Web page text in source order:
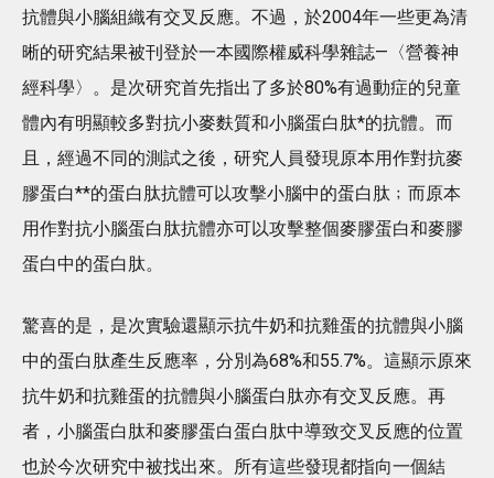
抗體與小腦組織有交叉反應。不過，於2004年一些更為清
晰的研究結果被刊登於一本國際權威科學雜誌—〈營養神
經科學〉。是次研究首先指出了多於80%有過動症的兒童
體內有明顯較多對抗小麥麩質和小腦蛋白肽*的抗體。而
且，經過不同的測試之後，研究人員發現原本用作對抗麥
膠蛋白**的蛋白肽抗體可以攻擊小腦中的蛋白肽﹔而原本
用作對抗小腦蛋白肽抗體亦可以攻擊整個麥膠蛋白和麥膠
蛋白中的蛋白肽。
驚喜的是，是次實驗還顯示抗牛奶和抗雞蛋的抗體與小腦
中的蛋白肽產生反應率，分別為68%和55.7%。這顯示原來
抗牛奶和抗雞蛋的抗體與小腦蛋白肽亦有交叉反應。再
者，小腦蛋白肽和麥膠蛋白蛋白肽中導致交叉反應的位置
也於今次研究中被找出來。所有這些發現都指向一個結